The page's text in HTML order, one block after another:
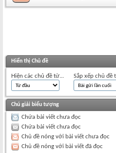
Hiển thị Chủ đề
Hiện các chủ đề từ... Sắp xếp chủ đề
Chú giải biểu tượng
Chứa bài viết chưa đọc
Chứa bài viết chưa đọc
Chủ đề nóng với bài viết chưa đọc
Chủ đề nóng với bài viết đã đọc